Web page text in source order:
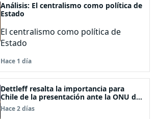
Análisis: El centralismo como política de
Estado
El centralismo como política de
Estado
Hace 1 día
Dettleff resalta la importancia para
Chile de la presentación ante la ONU de
la Plataforma Continental Extendida del
Archipiélago Juan Fernández
Hace 2 días